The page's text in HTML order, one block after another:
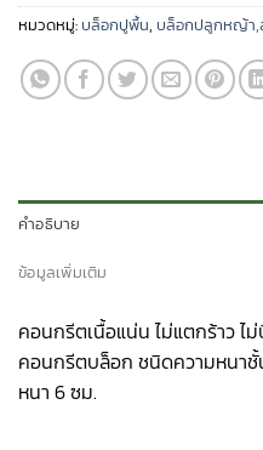
หมวดหมู่: บล็อกปูพื้น, บล็อกปลูกหญ้า
คำอธิบาย
ข้อมูลเพิ่มเติม
คอนกรีตเนื้อแน่น ไม่แตกร้าว ไ
คอนกรีตบล็อก ชนิดความหนาชั้
หนา 6 ซม.